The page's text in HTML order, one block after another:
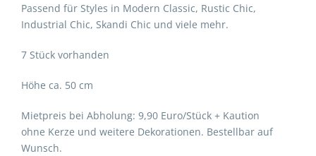
Passend für Styles in Modern Classic, Rustic Chic,
Industrial Chic, Skandi Chic und viele mehr.
7 Stück vorhanden
Höhe ca. 50 cm
Mietpreis bei Abholung: 9,90 Euro/Stück + Kaution
ohne Kerze und weitere Dekorationen. Bestellbar auf
Wunsch.